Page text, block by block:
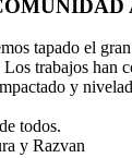
tapado el
trabajos han
y
todos.
y Razvan